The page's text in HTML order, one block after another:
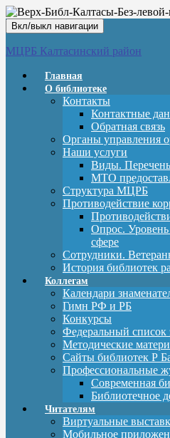
Вкл/выкл навигации
МЦРБ Калтасинский район
Главная
О библиотеке
Контакты
Контактные
Обратная связь
Органы управления
Наши услуги
Виды.
МТО
Структура МЦРБ
Противодействие
Опрос.
сфере
Сотрудники.
История библиотек
Коллегам
Календари
Гимн РФ и РБ
Конкурсы
Федеральный список
Методические
Сайты библиотек Р
Профессиональные
Современная
Библиотечное
Читателям
Виртуальные
Мобильное